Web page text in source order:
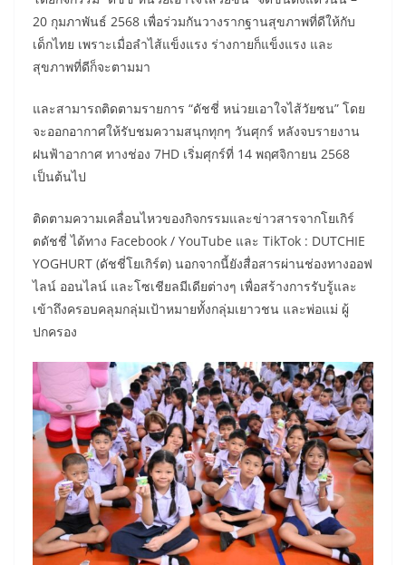
20 กุมภาพันธ์ 2568 เพื่อร่วมกันวางรากฐานสุขภาพที่ดีให้กับ
เด็กไทย เพราะเมื่อลำไส้แข็งแรง ร่างกายก็แข็งแรง และ
สุขภาพที่ดีก็จะตามมา
​และสามารถติดตามรายการ “ดัชชี่ หน่วยเอาใจไส้วัยซน” โดย
จะออกอากาศให้รับชมความสนุกทุกๆ วันศุกร์ หลังจบรายงาน
ฝนฟ้าอากาศ ทางช่อง 7HD เริ่มศุกร์ที่ 14 พฤศจิกายน 2568
เป็นต้นไป
ติดตามความเคลื่อนไหวของกิจกรรมและข่าวสารจากโยเกิร์
ตดัชชี่ ได้ทาง Facebook / YouTube และ TikTok : DUTCHIE
YOGHURT (ดัชชี่โยเกิร์ต) นอกจากนี้ยังสื่อสารผ่านช่องทางออฟ
ไลน์ ออนไลน์ และโซเชียลมีเดียต่างๆ เพื่อสร้างการรับรู้และ
เข้าถึงครอบคลุมกลุ่มเป้าหมายทั้งกลุ่มเยาวชน และพ่อแม่ ผู้
ปกครอง